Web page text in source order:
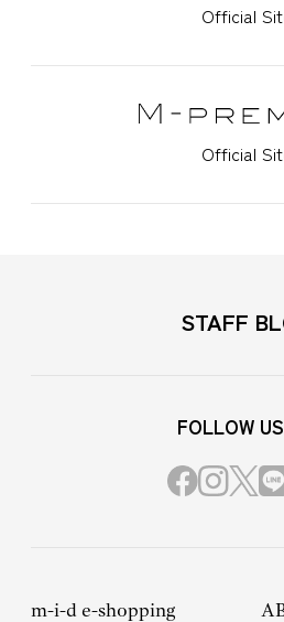
Official
Official
STAFF
FOLLOW
m-i-d e-shopping